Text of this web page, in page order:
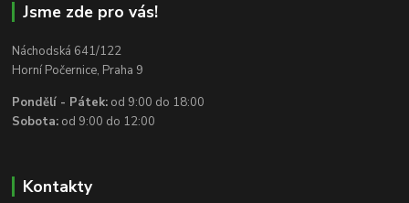
Jsme zde pro vás!
Náchodská 641/122
Horní Počernice, Praha 9
Pondělí - Pátek: od 9:00 do 18:00
Sobota: od 9:00 do 12:00
Kontakty